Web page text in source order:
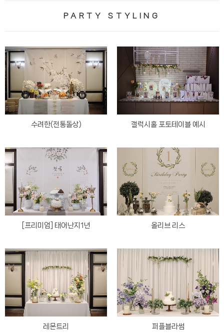
PARTY STYLING
수려한(전통돌상) 갤럭시홀 포토테이블 예시
[프리미엄] 태어난지1년 올리브 리스
레몬트리 퍼플블라썸